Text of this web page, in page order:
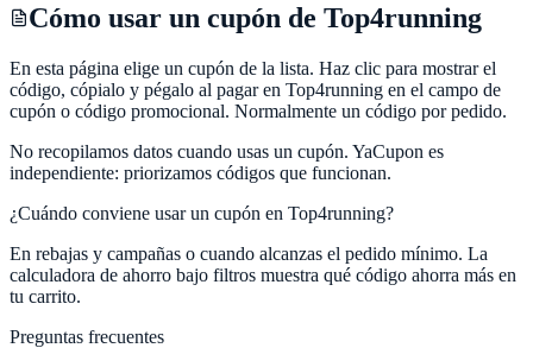
Cómo usar un cupón de Top4running
En esta página elige un cupón de la lista. Haz clic para mostrar el
código, cópialo y pégalo al pagar en Top4running en el campo de
cupón o código promocional. Normalmente un código por pedido.
No recopilamos datos cuando usas un cupón. YaCupon es
independiente: priorizamos códigos que funcionan.
¿Cuándo conviene usar un cupón en Top4running?
En rebajas y campañas o cuando alcanzas el pedido mínimo. La
calculadora de ahorro bajo filtros muestra qué código ahorra más en
tu carrito.
Preguntas frecuentes